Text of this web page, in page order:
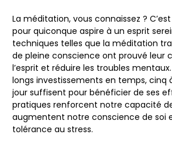
La méditation, vous connaissez ?
pour quiconque aspire à un esprit
techniques telles que la méditation
de pleine conscience ont prouvé leur
l’esprit et réduire les troubles
longs investissements en temps, cinq
jour suffisent pour bénéficier de ses
pratiques renforcent notre capacité
augmentent notre conscience de soi
tolérance au stress.